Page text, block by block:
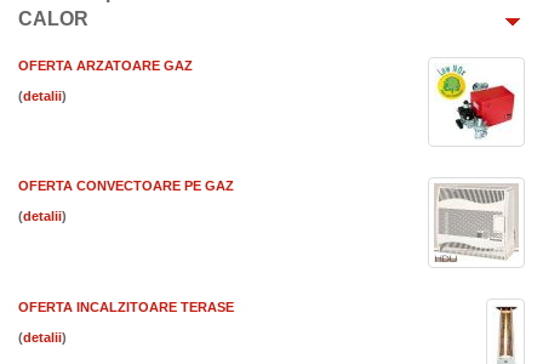
CALOR
OFERTA ARZATOARE GAZ
( )
OFERTA CONVECTOARE PE GAZ
( )
OFERTA INCALZITOARE TERASE
( )